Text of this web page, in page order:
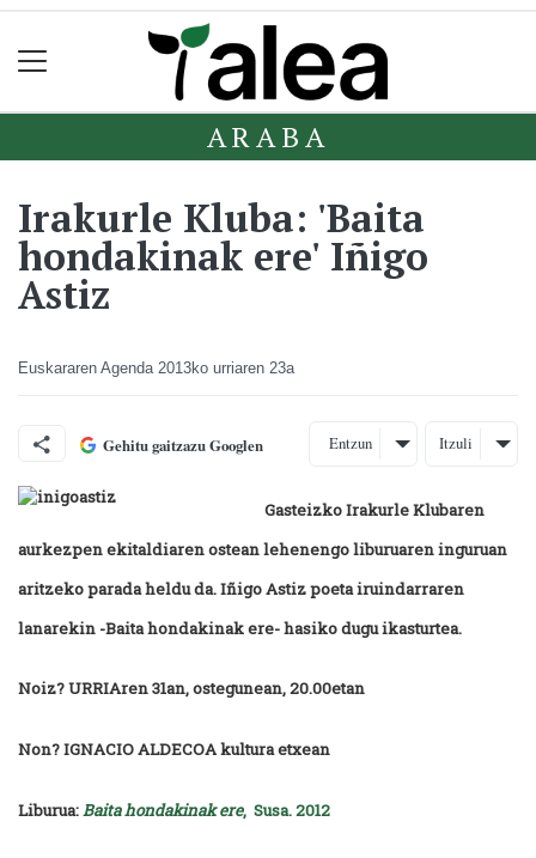
ARABA
Irakurle Kluba: 'Baita
hondakinak ere' Iñigo
Astiz
Euskararen Agenda 2013ko urriaren 23a
Gehitu gaitzazu Googlen Entzun Itzuli
Gasteizko Irakurle Klubaren
aurkezpen ekitaldiaren ostean lehenengo liburuaren inguruan
aritzeko parada heldu da. Iñigo Astiz poeta iruindarraren
lanarekin -Baita hondakinak ere- hasiko dugu ikasturtea.
Noiz? URRIAren 31an, ostegunean, 20.00etan
Non? IGNACIO ALDECOA kultura etxean
Liburua:Baita hondakinak ere, Susa. 2012